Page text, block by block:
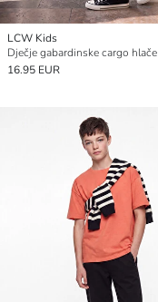
LCW Kids
Dječje gabardinske cargo hlače
16.95 EUR